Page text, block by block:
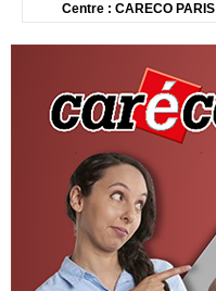
Centre : CARECO PARIS